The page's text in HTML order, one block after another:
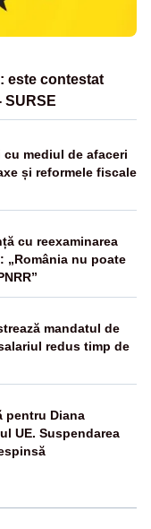
este contestat
SURSE
mediul de afaceri
și reformele fiscale
cu reexaminarea
„România nu poate
mandatul de
redus timp de
pentru Diana
UE. Suspendarea